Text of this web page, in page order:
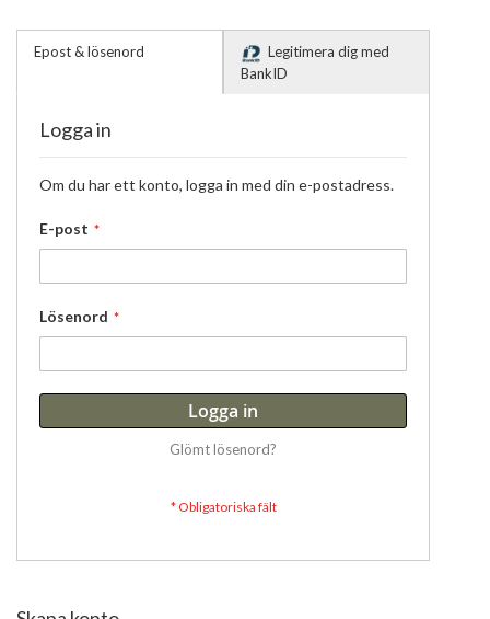
Epost & lösenord
Legitimera dig med
BankID
Logga in
Om du har ett konto, logga in med din e-postadress.
E-post
Lösenord
Logga in
Glömt lösenord?